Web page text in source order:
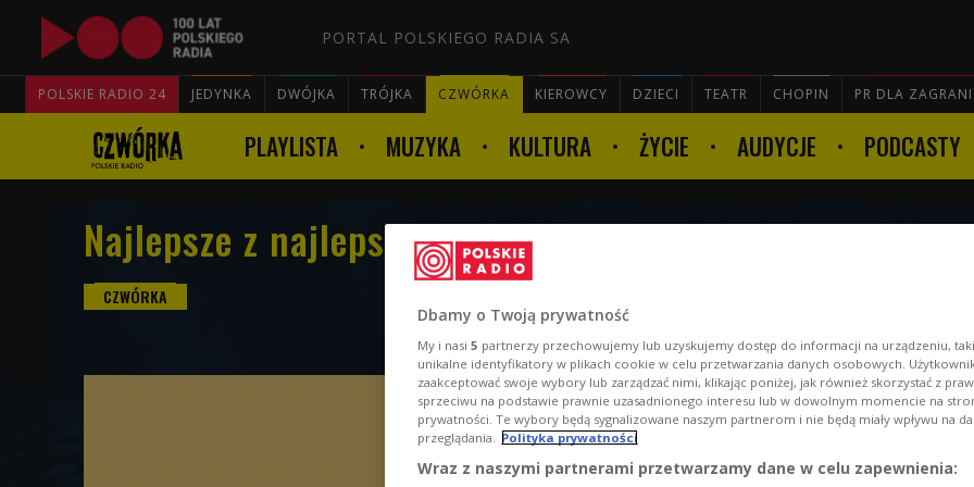
PORTAL POLSKIEGO RADIA SA
POLSKIE RADIO 24 JEDYNKA DWÓJKA TRÓJKA CZWÓRKA KIEROWCY DZIECI TEATR CHOPIN PR DLA

PLAYLISTA MUZYKA KULTURA ŻYCIE AUDYCJE PODCASTY
Najlepsze z najlepszych 14 czerwca godz. 13:03
Dbamy o Twoją prywatność
My i nasi 5 partnerzy przechowujemy lub uzyskujemy dostęp do informacji na urządzeniu,
unikalne identyfikatory w plikach cookie w celu przetwarzania danych osobowych.
zaakceptować swoje wybory lub zarządzać nimi, klikając poniżej, jak również skorzystać z
sprzeciwu na podstawie prawnie uzasadnionego interesu lub w dowolnym momencie na
prywatności. Te wybory będą sygnalizowane naszym partnerom i nie będą miały wpływu na
przeglądania.
Polityka prywatności
Wraz z naszymi partnerami przetwarzamy dane w celu zapewnienia: